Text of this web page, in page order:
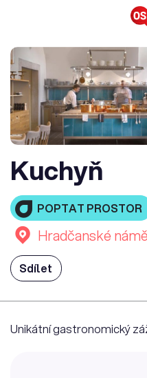
Kuchyň
POPTAT PROSTOR
Hradčanské
Sdílet
Unikátní gastronomický